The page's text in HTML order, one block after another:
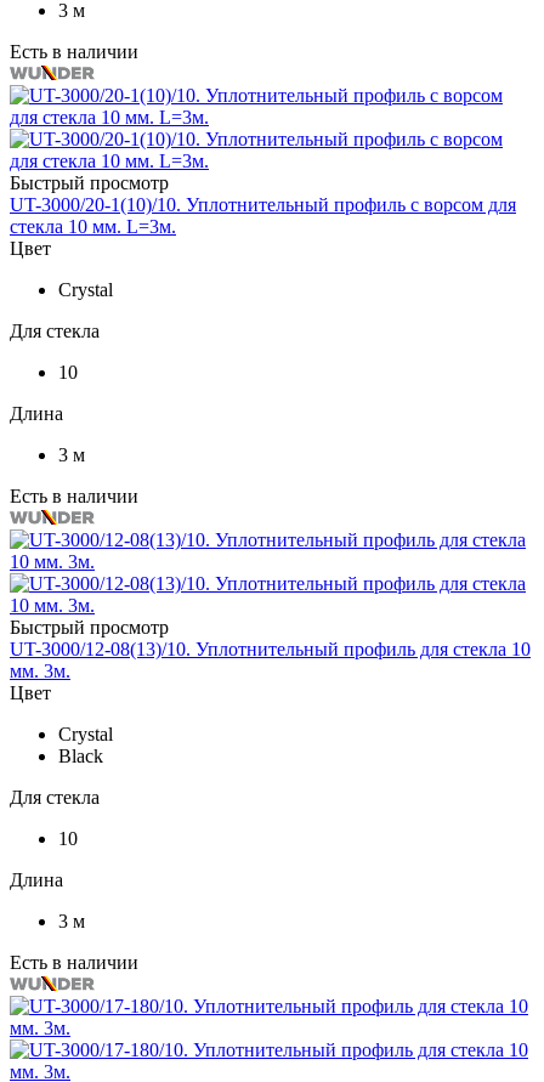
3 м
Есть в наличии
Быстрый просмотр
UT-3000/20-1(10)/10. Уплотнительный профиль c ворсом для
стекла 10 мм. L=3м.
Цвет
Crystal
Для стекла
10
Длина
3 м
Есть в наличии
Быстрый просмотр
UT-3000/12-08(13)/10. Уплотнительный профиль для стекла 10
мм. 3м.
Цвет
Crystal
Black
Для стекла
10
Длина
3 м
Есть в наличии